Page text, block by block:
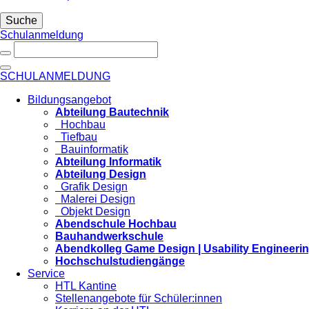
Suche
Schulanmeldung
SCHULANMELDUNG
Bildungsangebot
Abteilung Bautechnik
Hochbau
Tiefbau
Bauinformatik
Abteilung Informatik
Abteilung Design
Grafik Design
Malerei Design
Objekt Design
Abendschule Hochbau
Bauhandwerkschule
Abendkolleg Game Design | Usability
Hochschulstudiengänge
Service
HTL Kantine
Stellenangebote für Schüler:innen